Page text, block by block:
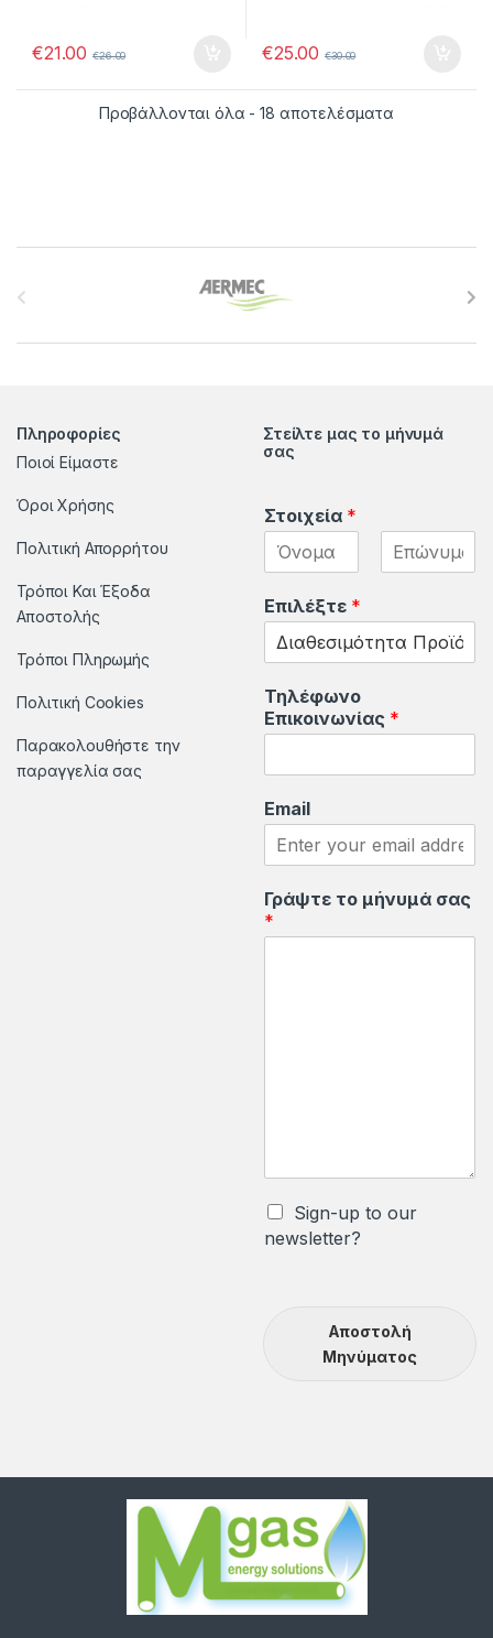
€21.00 €26.00 €25.00 €30.00
Προβάλλονται όλα - 18 αποτελέσματα
Πληροφορίες
Ποιοί Είμαστε
Όροι Χρήσης
Πολιτική Απορρήτου
Τρόποι Και Έξοδα
Αποστολής
Τρόποι Πληρωμής
Πολιτική Cookies
Παρακολουθήστε την
παραγγελία σας
Στείλτε μας το μήνυμά
σας
Στοιχεία *
i
rΕπιλέξτε *
Τηλέφωνο
Επικοινωνίας *
Email
Γράψτε το μήνυμά σας
*
Sign-up to our
newsletter?
Αποστολή
Μηνύματος